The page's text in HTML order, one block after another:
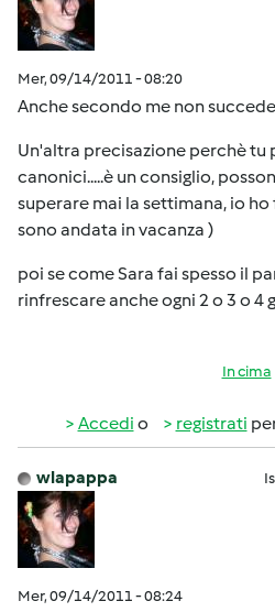
Mer, 09/14/2011 - 08:20
Anche secondo me non
Un'altra precisazione perchè tu
canonici.....è un consiglio,
superare mai la settimana, io
sono andata in vacanza )
poi se come Sara fai spesso il
rinfrescare anche ogni 2 o 3 o 4
In cima
Accedi o registrati
wlapappa
Mer, 09/14/2011 - 08:24